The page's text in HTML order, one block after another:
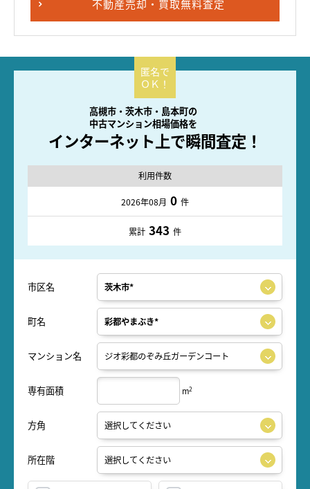
不動産売却・買取無料査定
高槻市・茨木市・島本町の
中古マンション相場価格を
インターネット上で瞬間査定！
利用件数
2026年08月 0 件
累計 343 件
市区名
町名
マンション名
専有面積 m2
方角
所在階